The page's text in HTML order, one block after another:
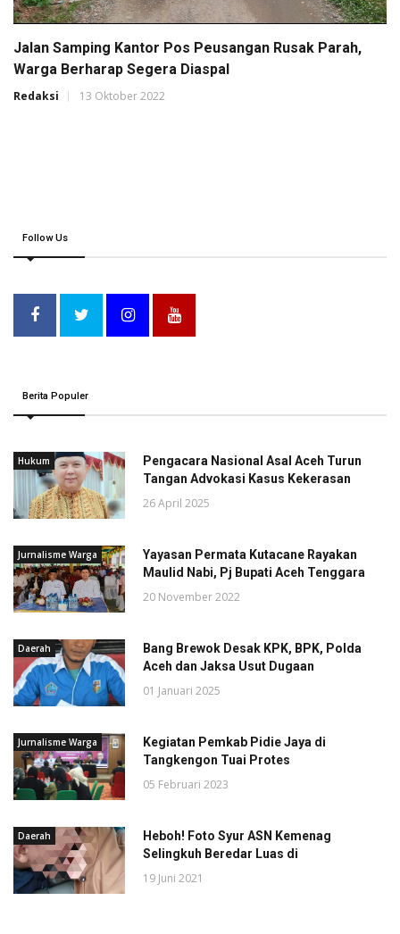
Jalan Samping Kantor Pos Peusangan Rusak Parah,
Warga Berharap Segera Diaspal
Redaksi 13 Oktober 2022
Follow Us
Berita Populer
Hukum
Pengacara Nasional Asal Aceh Turun
Tangan Advokasi Kasus Kekerasan
26 April 2025
Jurnalisme Warga
Yayasan Permata Kutacane Rayakan
Maulid Nabi, Pj Bupati Aceh Tenggara
20 November 2022
Daerah
Bang Brewok Desak KPK, BPK, Polda
Aceh dan Jaksa Usut Dugaan
01 Januari 2025
Jurnalisme Warga
Kegiatan Pemkab Pidie Jaya di
Tangkengon Tuai Protes
05 Februari 2023
Daerah
Heboh! Foto Syur ASN Kemenag
Selingkuh Beredar Luas di
19 Juni 2021